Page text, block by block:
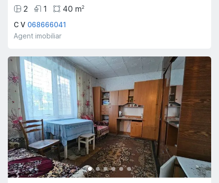
2
1 40 m2
C V 068666041
Agent imobiliar